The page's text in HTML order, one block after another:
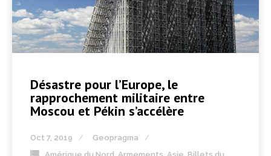
Désastre pour l’Europe, le
rapprochement militaire entre
Moscou et Pékin s’accélère
Oct 7, 2019
Geopragma